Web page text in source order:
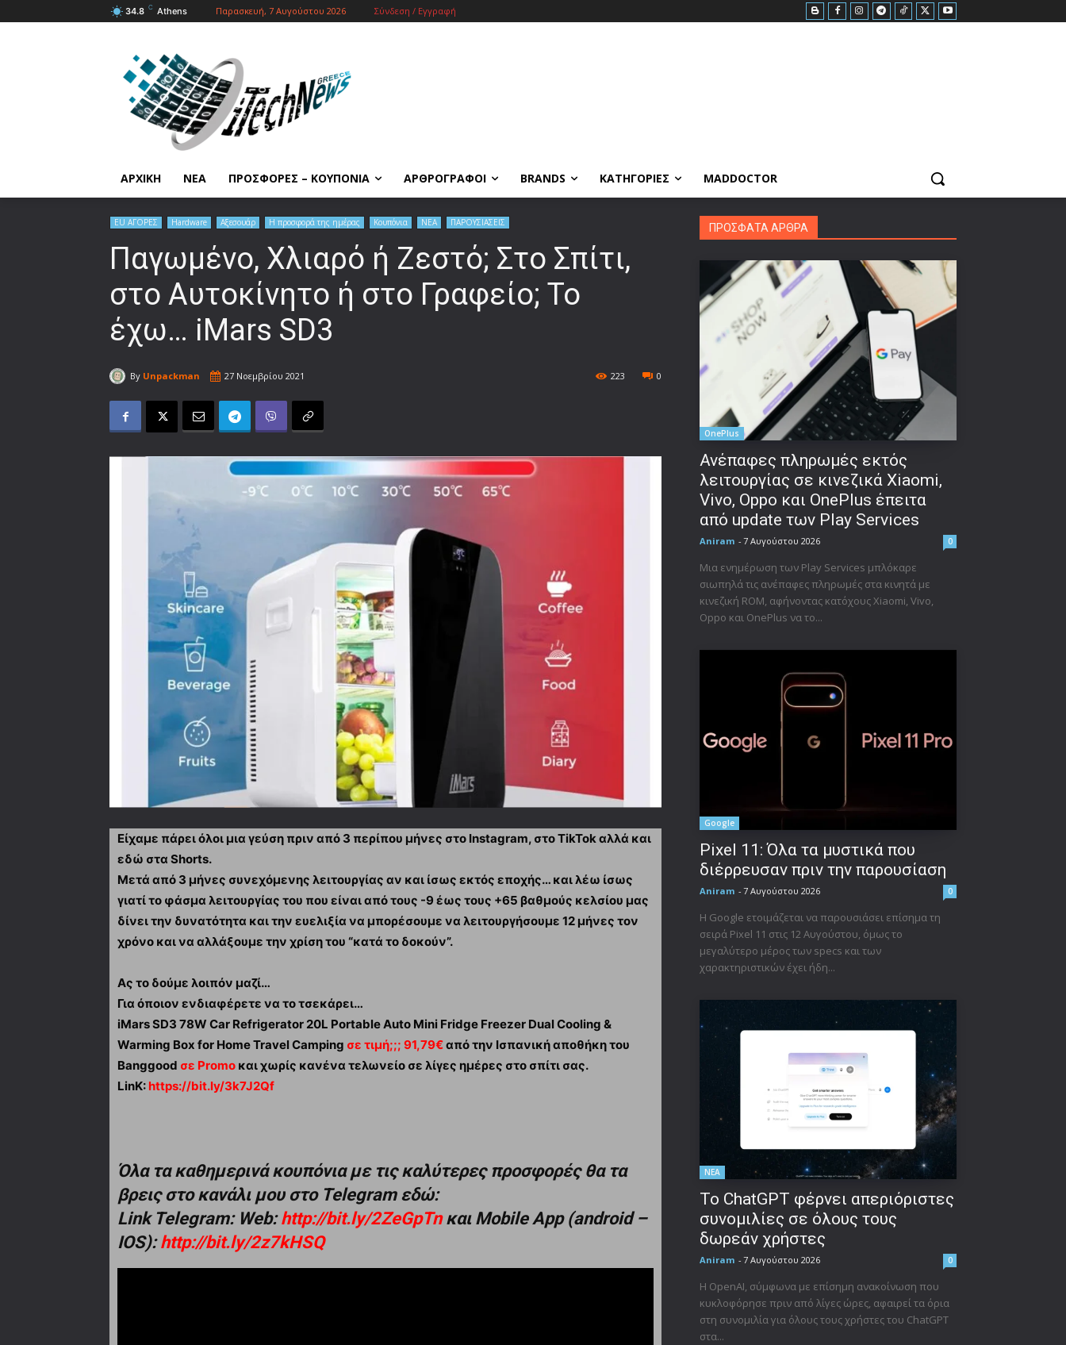
34.8 C Athens Παρασκευή, 7 Αυγούστου 2026 Σύνδεση / Εγγραφή
ΑΡΧΙΚΗ ΝΕΑ ΠΡΟΣΦΟΡΕΣ – ΚΟΥΠΟΝΙΑ ΑΡΘΡΟΓΡΑΦΟΙ BRANDS ΚΑΤΗΓΟΡΙΕΣ MADDOCTOR
EU ΑΓΟΡΕΣ Hardware Αξεσουάρ Η προσφορά της ημέρας Κουπόνια ΝΕΑ ΠΑΡΟΥΣΙΑΣΕΙΣ
Παγωμένο, Χλιαρό ή Ζεστό; Στο Σπίτι,
στο Αυτοκίνητο ή στο Γραφείο; Το
έχω… iMars SD3
By Unpackman 27 Νοεμβρίου 2021 0
223
Είχαμε πάρει όλοι μια γεύση πριν από 3 περίπου μήνες στο Instagram, στο TikTok αλλά και
εδώ στα Shorts.
Μετά από 3 μήνες συνεχόμενης λειτουργίας αν και ίσως εκτός εποχής… και λέω ίσως
γιατί το φάσμα λειτουργίας του που είναι από τους -9 έως τους +65 βαθμούς κελσίου μας
δίνει την δυνατότητα και την ευελιξία να μπορέσουμε να λειτουργήσουμε 12 μήνες τον
χρόνο και να αλλάξουμε την χρίση του “κατά το δοκούν”.
Ας το δούμε λοιπόν μαζί…
Για όποιον ενδιαφέρετε να το τσεκάρει…
iMars SD3 78W Car Refrigerator 20L Portable Auto Mini Fridge Freezer Dual Cooling &
Warming Box for Home Travel Camping σε τιμή;;; 91,79€από την Ισπανική αποθήκη του
Banggood σε Promo και χωρίς κανένα τελωνείο σε λίγες ημέρες στο σπίτι σας.
LinK: https://bit.ly/3k7J2Qf
Όλα τα καθημερινά κουπόνια με τις καλύτερες προσφορές θα τα
βρεις στο κανάλι μου στο Telegram εδώ:
Link Telegram: Web:http://bit.ly/2ZeGpTnκαι Mobile App (android –
IOS):http://bit.ly/2z7kHSQ
ΠΡΟΣΦΑΤΑ ΑΡΘΡΑ
OnePlus
Ανέπαφες πληρωμές εκτός
λειτουργίας σε κινεζικά Xiaomi,
Vivo, Oppo και OnePlus έπειτα
από update των Play Services
Aniram - 7 Αυγούστου 2026 0
Μια ενημέρωση των Play Services μπλόκαρε
σιωπηλά τις ανέπαφες πληρωμές στα κινητά με
κινεζική ROM, αφήνοντας κατόχους Xiaomi, Vivo,
Oppo και OnePlus να το...
Google
Pixel 11: Όλα τα μυστικά που
διέρρευσαν πριν την παρουσίαση
Aniram - 7 Αυγούστου 2026 0
Η Google ετοιμάζεται να παρουσιάσει επίσημα τη
σειρά Pixel 11 στις 12 Αυγούστου, όμως το
μεγαλύτερο μέρος των specs και των
χαρακτηριστικών έχει ήδη...
ΝΕΑ
Το ChatGPT φέρνει απεριόριστες
συνομιλίες σε όλους τους
δωρεάν χρήστες
Aniram - 7 Αυγούστου 2026 0
Η OpenAI, σύμφωνα με επίσημη ανακοίνωση που
κυκλοφόρησε πριν από λίγες ώρες, αφαιρεί τα όρια
στη συνομιλία για όλους τους χρήστες του ChatGPT
στα...